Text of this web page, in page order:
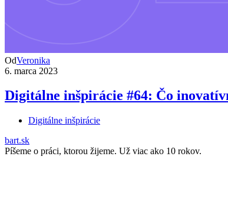
OdVeronika
6. marca 2023
Digitálne inšpirácie #64: Čo
Digitálne inšpirácie
bart.sk
Píšeme o práci, ktorou žijeme. Už viac ako 10 rokov.